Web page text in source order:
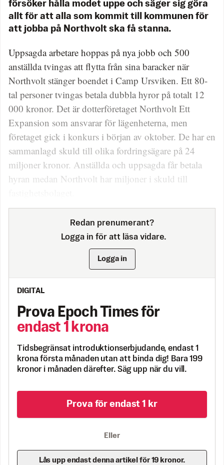
försöker hålla modet uppe och säger sig göra
allt för att alla som kommit till kommunen för
att jobba på North­volt ska få stanna.
Uppsagda arbetare hoppas på nya jobb och 500
anställda tvingas att flytta från sina baracker när
Northvolt stänger boendet i Camp Ursviken. Ett 80-
tal personer tvingas betala dubbla hyror på totalt 12
000 kronor. Det är dotterföretaget Northvolt Ett
Expansion som ansvarar för lägenheterna, men
företaget gick i konkurs i början av oktober. De har en
sammanlagd skuld till olika fordringsägare på 24
miljoner kronor. Anställda och uppsagda får betala
hyran medan Northvolt har miljoner i skuld till
Redan prenumerant?
Logga in för att läsa vidare.
Logga in
DIGITAL
Prova Epoch Times för
endast 1 krona
Tidsbegränsat introduktionserbjudande, endast 1
krona första månaden utan att binda dig! Bara 199
kronor i månaden därefter. Säg upp när du vill.
Prova för endast 1 kr
Eller
Lås upp endast denna artikel för 19 kronor.